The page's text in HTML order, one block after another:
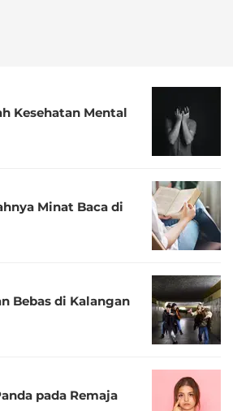
Kesehatan Mental
Minat Baca di
Bebas di Kalangan
pada Remaja